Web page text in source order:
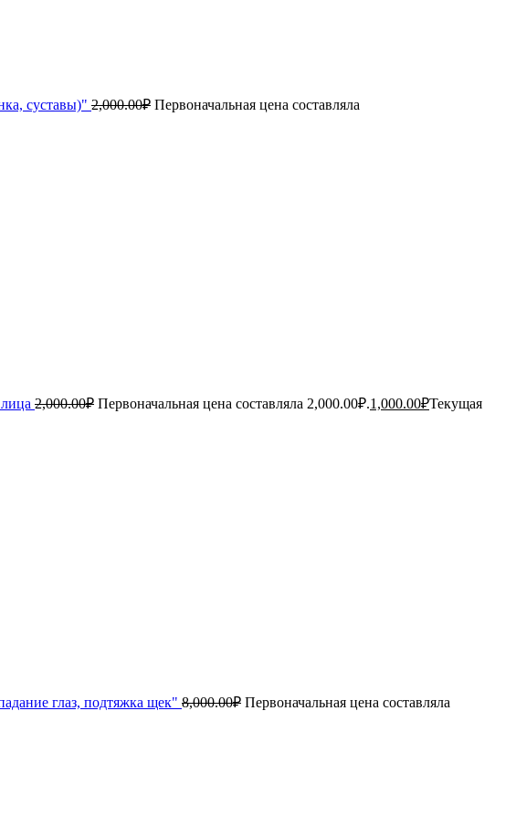
суставы)" 2,000.00₽ Первоначальная цена составляла
2,000.00₽ Первоначальная цена составляла 2,000.00₽.1,000.00₽Текущая
глаз, подтяжка щек" 8,000.00₽ Первоначальная цена составляла